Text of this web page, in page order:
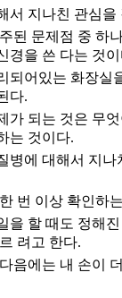
서 지나친 관심을
된 문제점 중 하
경을 쓴 다는 것이
되어있는 화장실
다.
가 되는 것은 무
는 것이다.
병에 대해서 지나
번 이상 확인하
을 할 때도 정해진
려고 한다.
음에는 내 손이